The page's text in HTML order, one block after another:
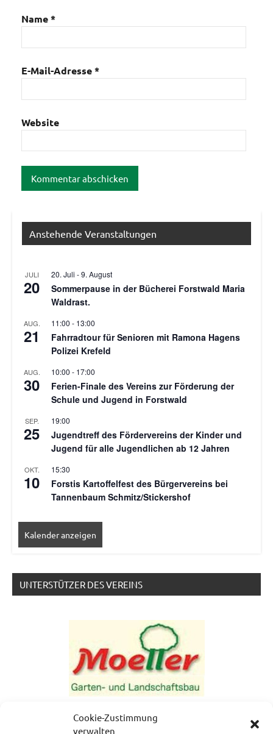
Cookie-Zustimmung
verwalten
Name*
E-Mail-Adresse*
Website
Anstehende Veranstaltungen
JULI
20
20. Juli -9. August
Sommerpause in der Bücherei Forstwald Maria
Waldrast.
AUG.
21
11:00 - 13:00
Fahrradtour für Senioren mit Ramona Hagens
Polizei Krefeld
AUG.
30
10:00 - 17:00
Ferien-Finale des Vereins zur Förderung der
Schule und Jugend in Forstwald
SEP.
25
19:00
Jugendtreff des Fördervereins der Kinder und
Jugend für alle Jugendlichen ab 12 Jahren
OKT.
10
15:30
Forstis Kartoffelfest des Bürgervereins bei
Tannenbaum Schmitz/Stickershof
Kalender anzeigen
UNTERSTÜTZER DES VEREINS